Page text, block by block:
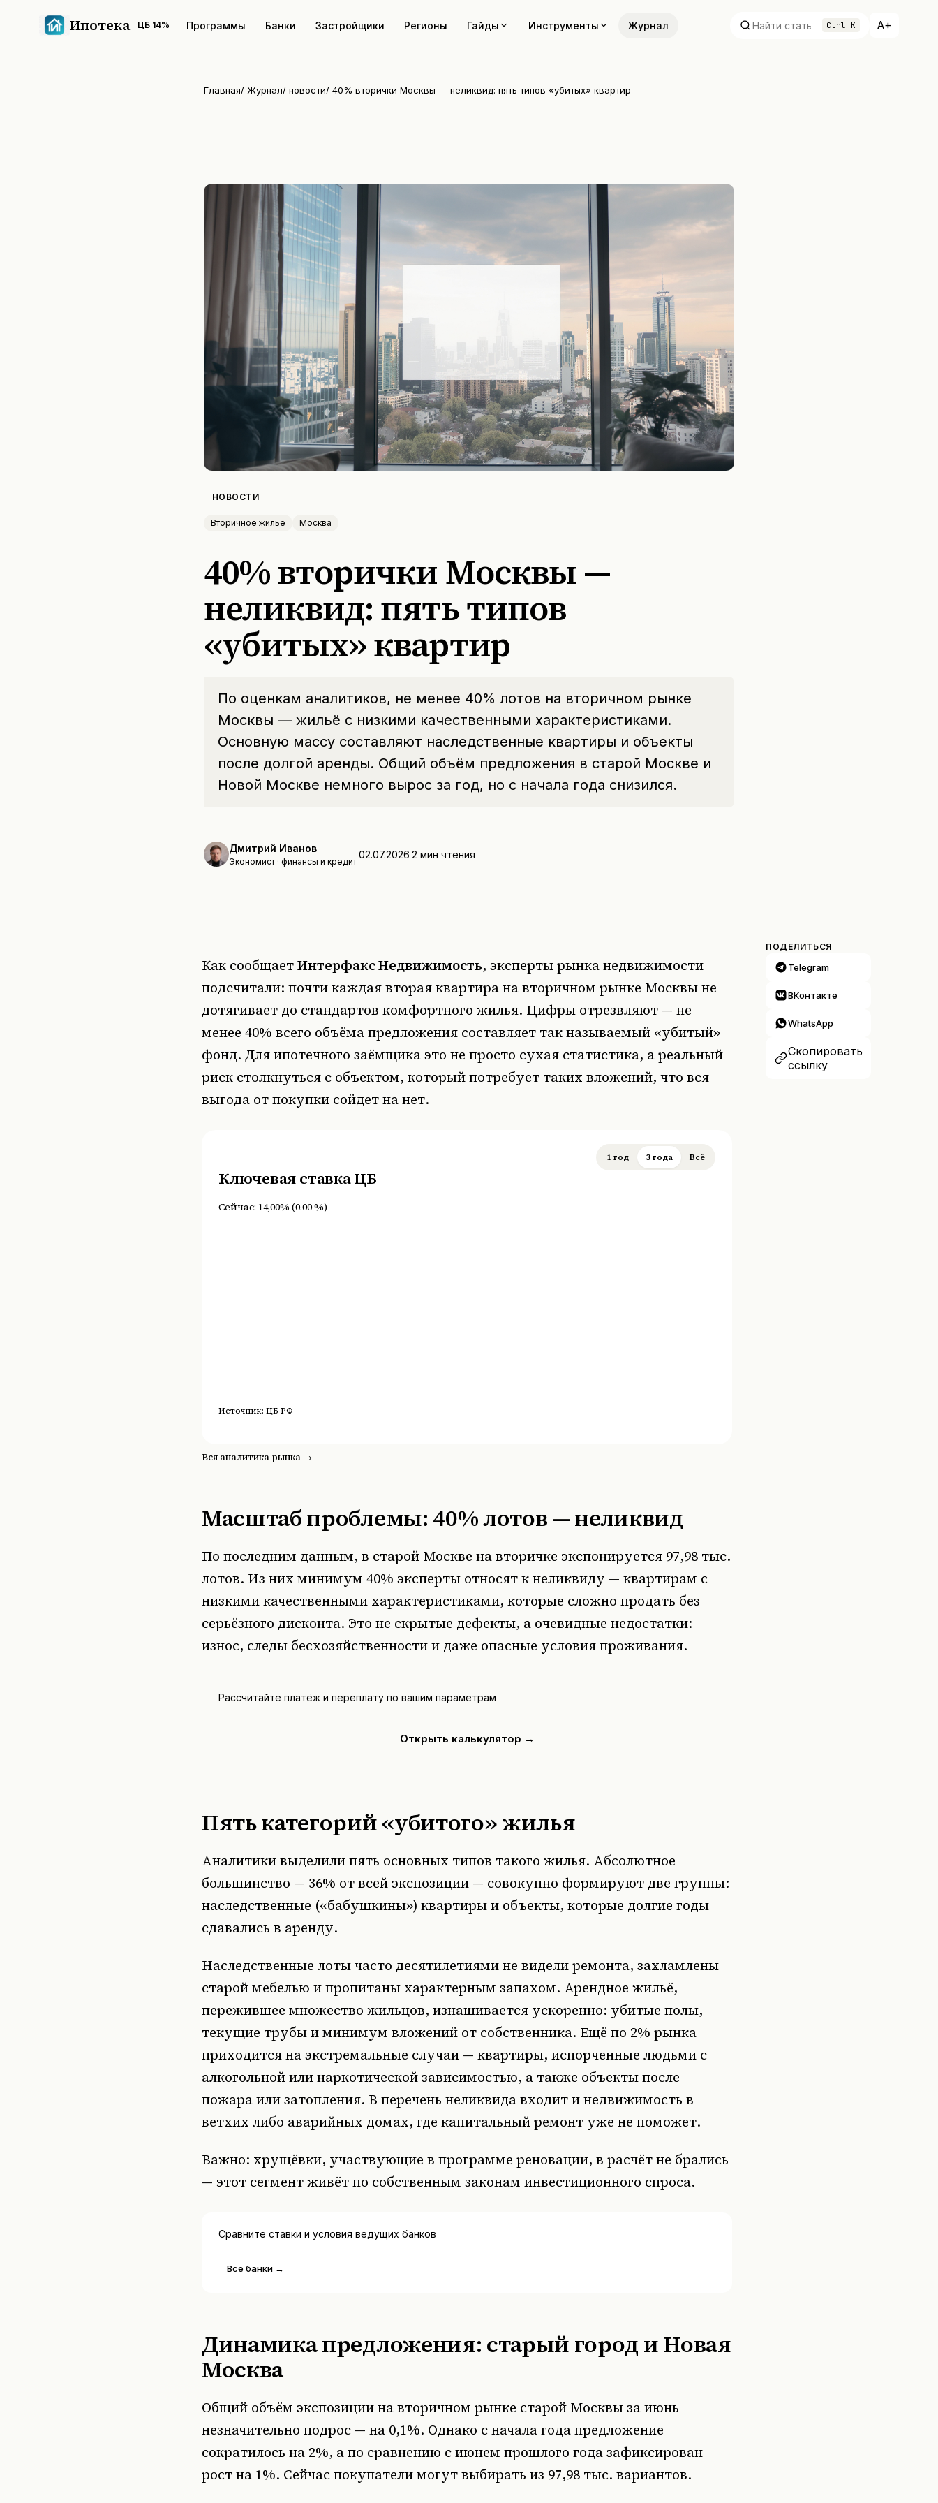
Ипотека ЦБ 14% Программы Банки Застройщики Регионы Гайды Инструменты Журнал Ctrl K A+
Главная/ Журнал/ новости/ 40% вторички Москвы — неликвид: пять типов «убитых» квартир
НОВОСТИ
Вторичное жилье Москва
40% вторички Москвы —
неликвид: пять типов
«убитых» квартир
По оценкам аналитиков, не менее 40% лотов на вторичном рынке
Москвы — жильё с низкими качественными характеристиками.
Основную массу составляют наследственные квартиры и объекты
после долгой аренды. Общий объём предложения в старой Москве и
Новой Москве немного вырос за год, но с начала года снизился.
Дмитрий Иванов
Экономист · финансы и кредит
02.07.2026 2 мин чтения
Как сообщаетИнтерфакс Недвижимость, эксперты рынка недвижимости
подсчитали: почти каждая вторая квартира на вторичном рынке Москвы не
дотягивает до стандартов комфортного жилья. Цифры отрезвляют — не
менее 40% всего объёма предложения составляет так называемый «убитый»
фонд. Для ипотечного заёмщика это не просто сухая статистика, а реальный
риск столкнуться с объектом, который потребует таких вложений, что вся
выгода от покупки сойдет на нет.
Ключевая ставка ЦБ
Сейчас: 14,00% (0.00%)
1 год 3 года Всё
Источник: ЦБ РФ
Вся аналитика рынка →
Масштаб проблемы: 40% лотов — неликвид
По последним данным, в старой Москве на вторичке экспонируется 97,98 тыс.
лотов. Из них минимум 40% эксперты относят к неликвиду — квартирам с
низкими качественными характеристиками, которые сложно продать без
серьёзного дисконта. Это не скрытые дефекты, а очевидные недостатки:
износ, следы бесхозяйственности и даже опасные условия проживания.
Рассчитайте платёж и переплату по вашим параметрам
Открыть калькулятор →
Пять категорий «убитого» жилья
Аналитики выделили пять основных типов такого жилья. Абсолютное
большинство — 36% от всей экспозиции — совокупно формируют две группы:
наследственные («бабушкины») квартиры и объекты, которые долгие годы
сдавались в аренду.
Наследственные лоты часто десятилетиями не видели ремонта, захламлены
старой мебелью и пропитаны характерным запахом. Арендное жильё,
пережившее множество жильцов, изнашивается ускоренно: убитые полы,
текущие трубы и минимум вложений от собственника. Ещё по 2% рынка
приходится на экстремальные случаи — квартиры, испорченные людьми с
алкогольной или наркотической зависимостью, а также объекты после
пожара или затопления. В перечень неликвида входит и недвижимость в
ветхих либо аварийных домах, где капитальный ремонт уже не поможет.
Важно: хрущёвки, участвующие в программе реновации, в расчёт не брались
— этот сегмент живёт по собственным законам инвестиционного спроса.
Сравните ставки и условия ведущих банков
Все банки →
Динамика предложения: старый город и Новая
Москва
Общий объём экспозиции на вторичном рынке старой Москвы за июнь
незначительно подрос — на 0,1%. Однако с начала года предложение
сократилось на 2%, а по сравнению с июнем прошлого года зафиксирован
рост на 1%. Сейчас покупатели могут выбирать из 97,98 тыс. вариантов.
ПОДЕЛИТЬСЯ
Telegram
ВКонтакте
WhatsApp
Скопировать
ссылку